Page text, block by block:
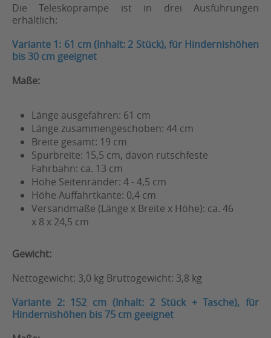
Die Teleskoprampe ist in drei Ausführungen
erhältlich:
Variante 1: 61 cm (Inhalt: 2 Stück), für Hindernishöhen
bis 30 cm geeignet
Maße:
Länge ausgefahren: 61 cm
Länge zusammengeschoben: 44 cm
Breite gesamt: 19 cm
Spurbreite: 15,5 cm, davon rutschfeste
Fahrbahn: ca. 13 cm
Höhe Seitenränder: 4 - 4,5 cm
Höhe Auffahrtkante: 0,4 cm
Versandmaße (Länge x Breite x Höhe): ca. 46
x 8 x 24,5 cm
Gewicht:
Nettogewicht: 3,0 kg Bruttogewicht: 3,8 kg
Variante 2: 152 cm (Inhalt: 2 Stück + Tasche), für
Hindernishöhen bis 75 cm geeignet